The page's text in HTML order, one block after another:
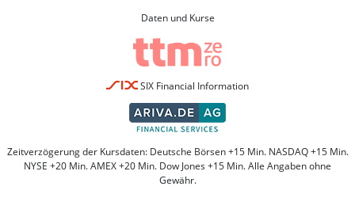
Daten und Kurse
SIX Financial Information
Zeitverzögerung der Kursdaten: Deutsche Börsen +15 Min. NASDAQ +15 Min.
NYSE +20 Min. AMEX +20 Min. Dow Jones +15 Min. Alle Angaben ohne
Gewähr.